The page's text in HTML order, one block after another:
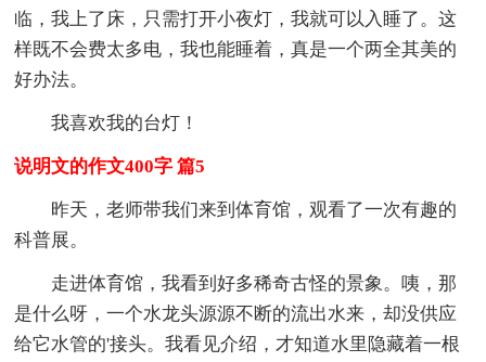
临，我上了床，只需打开小夜灯，我就可以入睡了。这
样既不会费太多电，我也能睡着，真是一个两全其美的
好办法。
我喜欢我的台灯！
说明文的作文400字 篇5
昨天，老师带我们来到体育馆，观看了一次有趣的
科普展。
走进体育馆，我看到好多稀奇古怪的景象。咦，那
是什么呀，一个水龙头源源不断的流出水来，却没供应
给它水管的'接头。我看见介绍，才知道水里隐藏着一根